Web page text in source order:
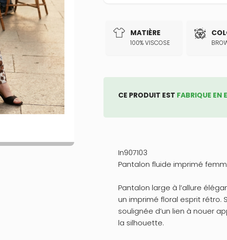
MATIÈRE
100% VISCOSE
CE PRODUIT EST FABRIQUE EN
In907103
Pantalon fluide imprimé
Pantalon large à l’allure
un imprimé floral esprit rétro.
soulignée d’un lien à nouer
la silhouette.